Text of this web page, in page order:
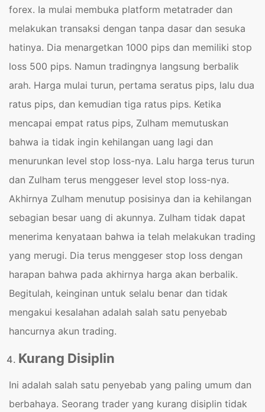
forex. Ia mulai membuka platform metatrader dan
melakukan transaksi dengan tanpa dasar dan sesuka
hatinya. Dia menargetkan 1000 pips dan memiliki stop
loss 500 pips. Namun tradingnya langsung berbalik
arah. Harga mulai turun, pertama seratus pips, lalu dua
ratus pips, dan kemudian tiga ratus pips. Ketika
mencapai empat ratus pips, Zulham memutuskan
bahwa ia tidak ingin kehilangan uang lagi dan
menurunkan level stop loss-nya. Lalu harga terus turun
dan Zulham terus menggeser level stop loss-nya.
Akhirnya Zulham menutup posisinya dan ia kehilangan
sebagian besar uang di akunnya. Zulham tidak dapat
menerima kenyataan bahwa ia telah melakukan trading
yang merugi. Dia terus menggeser stop loss dengan
harapan bahwa pada akhirnya harga akan berbalik.
Begitulah, keinginan untuk selalu benar dan tidak
mengakui kesalahan adalah salah satu penyebab
hancurnya akun trading.
Kurang Disiplin
Ini adalah salah satu penyebab yang paling umum dan
berbahaya. Seorang trader yang kurang disiplin tidak